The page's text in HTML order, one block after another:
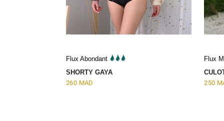
Flux Abondant
SHORTY GAYA
260 MAD
Flux
250